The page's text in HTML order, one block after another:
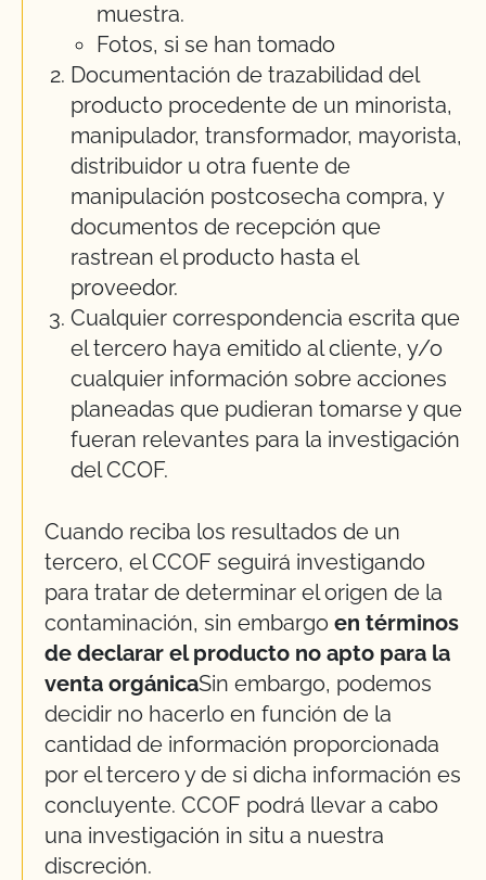
muestra.
Fotos, si se han tomado
Documentación de trazabilidad del
producto procedente de un minorista,
manipulador, transformador, mayorista,
distribuidor u otra fuente de
manipulación postcosecha compra, y
documentos de recepción que
rastrean el producto hasta el
proveedor.
Cualquier correspondencia escrita que
el tercero haya emitido al cliente, y/o
cualquier información sobre acciones
planeadas que pudieran tomarse y que
fueran relevantes para la investigación
del CCOF.
Cuando reciba los resultados de un
tercero, el CCOF seguirá investigando
para tratar de determinar el origen de la
contaminación, sin embargo en términos
de declarar el producto no apto para la
venta orgánicaSin embargo, podemos
decidir no hacerlo en función de la
cantidad de información proporcionada
por el tercero y de si dicha información es
concluyente. CCOF podrá llevar a cabo
una investigación in situ a nuestra
discreción.